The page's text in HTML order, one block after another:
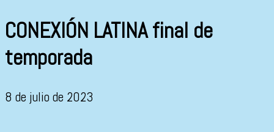
CONEXIÓN LATINA final de
temporada
8 de julio de 2023